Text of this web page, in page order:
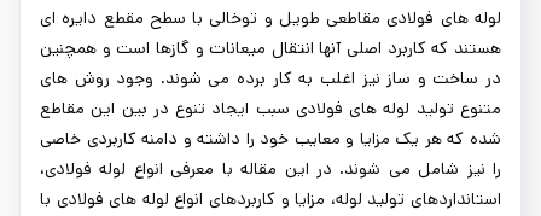
لوله های فولادی مقاطعی طویل و توخالی با سطح مقطع دایره ای
هستند که کاربرد اصلی آنها انتقال میعانات و گازها است و همچنین
در ساخت و ساز نیز اغلب به کار برده می شوند. وجود روش های
متنوع تولید لوله های فولادی سبب ایجاد تنوع در بین این مقاطع
شده که هر یک مزایا و معایب خود را داشته و دامنه کاربردی خاصی
را نیز شامل می شوند. در این مقاله با معرفی انواع لوله فولادی،
استانداردهای تولید لوله، مزایا و کاربردهای انواع لوله های فولادی با